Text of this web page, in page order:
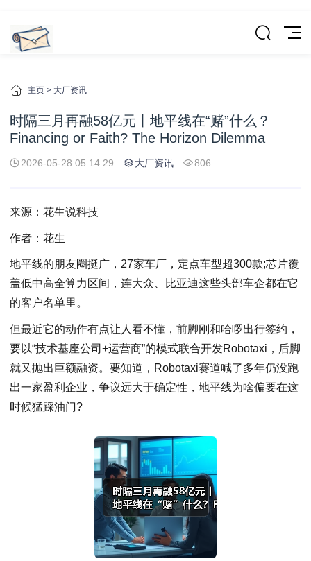
主页 > 大厂资讯
时隔三月再融58亿元丨地平线在“赌”什么？
Financing or Faith? The Horizon Dilemma
2026-05-28 05:14:29 大厂资讯 806
来源：花生说科技
作者：花生
地平线的朋友圈挺广，27家车厂，定点车型超300款;芯片覆
盖低中高全算力区间，连大众、比亚迪这些头部车企都在它
的客户名单里。
但最近它的动作有点让人看不懂，前脚刚和哈啰出行签约，
要以“技术基座公司+运营商”的模式联合开发Robotaxi，后脚
就又抛出巨额融资。要知道，Robotaxi赛道喊了多年仍没跑
出一家盈利企业，争议远大于确定性，地平线为啥偏要在这
时候猛踩油门?